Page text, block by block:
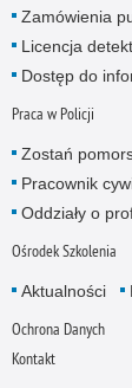
Zamówienia
Licencja
Dostęp do
Praca w Policji
Zostań
Pracownik
Oddziały o
Ośrodek Szkolenia
Aktualności
Ochrona Danych
Kontakt